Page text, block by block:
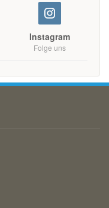
Instagram
Folge uns